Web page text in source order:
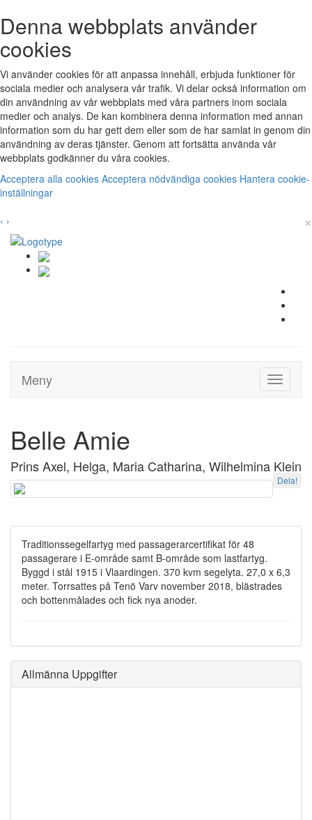
Denna webbplats använder
cookies
Vi använder cookies för att anpassa innehåll, erbjuda funktioner för
sociala medier och analysera vår trafik. Vi delar också information om
din användning av vår webbplats med våra partners inom sociala
medier och analys. De kan kombinera denna information med annan
information som du har gett dem eller som de har samlat in genom din
användning av deras tjänster. Genom att fortsätta använda vår
webbplats godkänner du våra cookies.
Acceptera alla cookies Acceptera nödvändiga cookies Hantera cookie-
inställningar
‹ › ×
Toggle
Meny
Belle Amie
Prins Axel, Helga, Maria Catharina, Wilhelmina Klein
Dela!
Traditionssegelfartyg med passagerarcertifikat för 48
passagerare i E-område samt B-område som lastfartyg.
Byggd i stål 1915 i Vlaardingen. 370 kvm segelyta. 27,0 x 6,3
meter. Torrsattes på Tenö Varv november 2018, blästrades
och bottenmålades och fick nya anoder.
Allmänna Uppgifter